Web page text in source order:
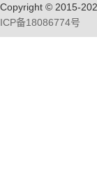
Copyright © 2015-
ICP备18086774号